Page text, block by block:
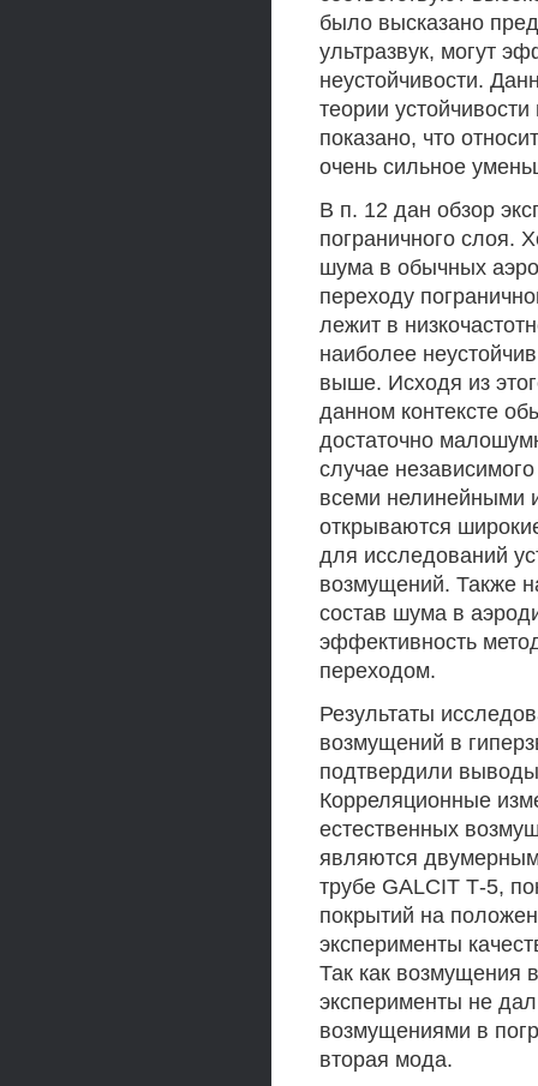
было высказано
ультразвук, могут
неустойчивости.
теории
показано, что
очень сильное
В п. 12 дан обзор
пограничного слоя.
шума в обычных
переходу
лежит в
наиболее
выше. Исходя из
данном контексте
достаточно
случае
всеми нелинейными
открываются
для исследований
возмущений. Также
состав шума в
эффективность
переходом.
Результаты
возмущений в
подтвердили
Корреляционные
естественных
являются
трубе GALCIT Т-5,
покрытий на
эксперименты
Так как возмущения
эксперименты не
возмущениями в
вторая мода.